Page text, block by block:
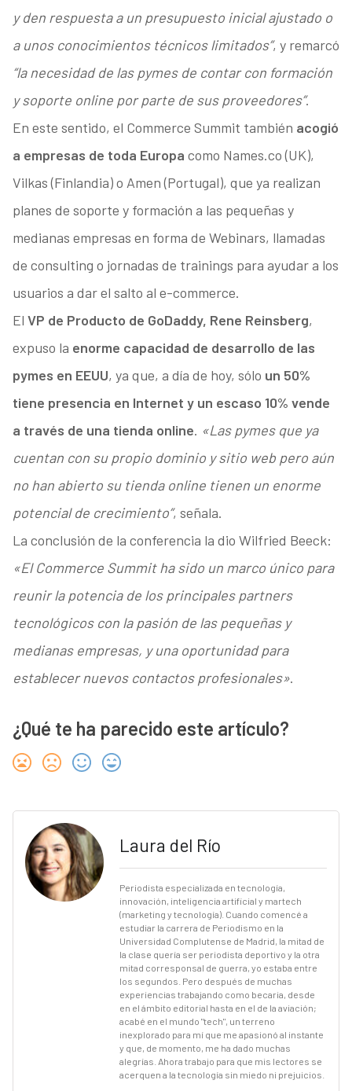
y den respuesta a un presupuesto inicial ajustado o
a unos conocimientos técnicos limitados”, y remarcó
“la necesidad de las pymes de contar con formación
y soporte online por parte de sus proveedores”.
En este sentido, el Commerce Summit también acogió
a empresas de toda Europa como Names.co (UK),
Vilkas (Finlandia) o Amen (Portugal), que ya realizan
planes de soporte y formación a las pequeñas y
medianas empresas en forma de Webinars, llamadas
de consulting o jornadas de trainings para ayudar a los
usuarios a dar el salto al e-commerce.
El VP de Producto de GoDaddy, Rene Reinsberg,
expuso la enorme capacidad de desarrollo de las
pymes en EEUU, ya que, a día de hoy, sólo un 50%
tiene presencia en Internet y un escaso 10% vende
a través de una tienda online. «Las pymes que ya
cuentan con su propio dominio y sitio web pero aún
no han abierto su tienda online tienen un enorme
potencial de crecimiento”, señala.
La conclusión de la conferencia la dio Wilfried Beeck:
«El Commerce Summit ha sido un marco único para
reunir la potencia de los principales partners
tecnológicos con la pasión de las pequeñas y
medianas empresas, y una oportunidad para
establecer nuevos contactos profesionales».
¿Qué te ha parecido este artículo?
Laura del Río
Periodista especializada en tecnología,
innovación, inteligencia artificial y martech
(marketing y tecnología). Cuando comencé a
estudiar la carrera de Periodismo en la
Universidad Complutense de Madrid, la mitad de
la clase quería ser periodista deportivo y la otra
mitad corresponsal de guerra, yo estaba entre
los segundos. Pero después de muchas
experiencias trabajando como becaria, desde
en el ámbito editorial hasta en el de la aviación;
acabé en el mundo "tech", un terreno
inexplorado para mí que me apasionó al instante
y que, de momento, me ha dado muchas
alegrías. Ahora trabajo para que mis lectores se
acerquen a la tecnología sin miedo ni prejuicios.